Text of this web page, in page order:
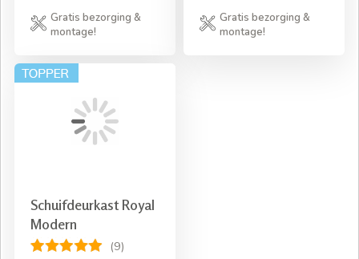
Gratis bezorging &
montage!
Gratis bezorging &
montage!
Schuifdeurkast Royal
Modern
(9)